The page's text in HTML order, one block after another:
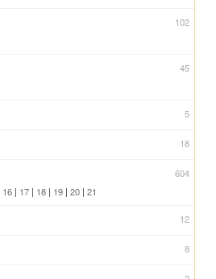
102
45
5
18
604
16 | 17 | 18 | 19 | 20 | 21
12
8